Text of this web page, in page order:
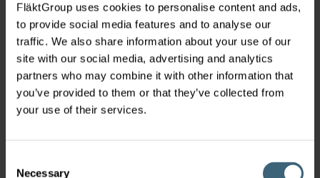
FläktGroup uses cookies to personalise content and ads,
to provide social media features and to analyse our
traffic. We also share information about your use of our
site with our social media, advertising and analytics
partners who may combine it with other information that
you’ve provided to them or that they’ve collected from
your use of their services.
Necessary
momencie usunąć przechowywane do tej pory pliki
cookie. Niemniej jednak, wyłączenie plików cookie
może skutkować ograniczeniem lub niemożnością
korzystania z niektórych funkcji strony
internetowej.
Ponadto od czasu do czasu należy ręczne
czyszczenie historii przeglądania w celu usunięcia
Jeśli skontaktujesz się z nami za pośrednictwem